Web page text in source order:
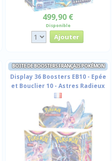
499,90 €
Disponible
BOITE DE BOOSTERS FRANÇAIS POKÉMON
Display 36 Boosters EB10 - Epée
et Bouclier 10 - Astres Radieux